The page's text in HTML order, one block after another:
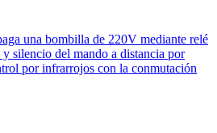
una bombilla de 220V mediante relé
silencio del mando a distancia por
por infrarrojos con la conmutación